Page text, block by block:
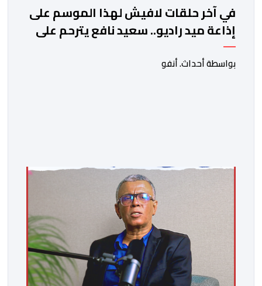
في آخر حلقات لافيش لهذا الموسم على
إذاعة ميد راديو.. سعيد نافع يترحم على
الفقيد الكاتب والصحفي جمال زايد
بواسطة أحداث. أنفو